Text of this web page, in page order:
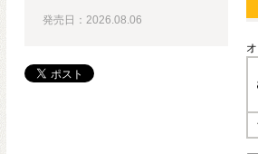
発売日：2026.08.06